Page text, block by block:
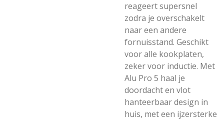
reageert supersnel
zodra je overschakelt
naar een andere
fornuisstand. Geschikt
voor alle kookplaten,
zeker voor inductie. Met
Alu Pro 5 haal je
doordacht en vlot
hanteerbaar design in
huis, met een ijzersterke